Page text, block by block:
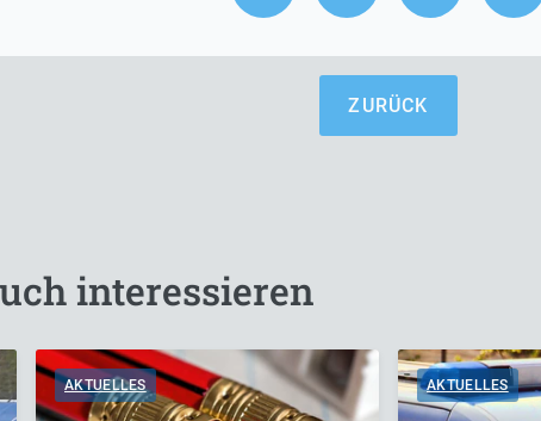
ZURÜCK
interessieren
AKTUELLES AKTUELLES